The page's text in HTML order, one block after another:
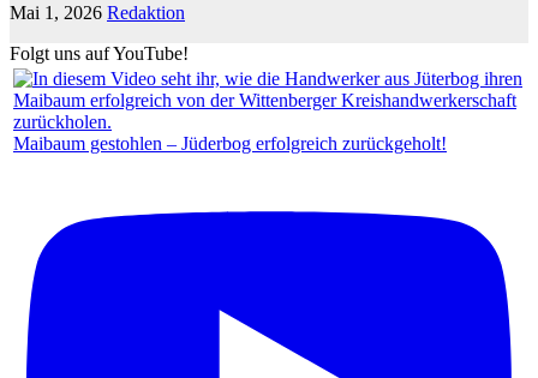
Mai 1, 2026 Redaktion
Folgt uns auf YouTube!
Maibaum gestohlen – Jüderbog erfolgreich zurückgeholt!